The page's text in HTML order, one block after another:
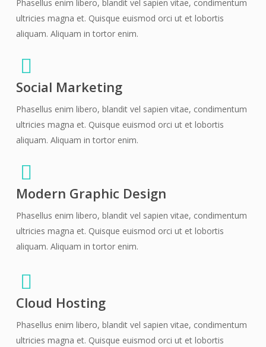
Phasellus enim libero, blandit vel sapien vitae, condimentum
ultricies magna et. Quisque euismod orci ut et lobortis
aliquam. Aliquam in tortor enim.
Social Marketing
Phasellus enim libero, blandit vel sapien vitae, condimentum
ultricies magna et. Quisque euismod orci ut et lobortis
aliquam. Aliquam in tortor enim.
Modern Graphic Design
Phasellus enim libero, blandit vel sapien vitae, condimentum
ultricies magna et. Quisque euismod orci ut et lobortis
aliquam. Aliquam in tortor enim.
Cloud Hosting
Phasellus enim libero, blandit vel sapien vitae, condimentum
ultricies magna et. Quisque euismod orci ut et lobortis